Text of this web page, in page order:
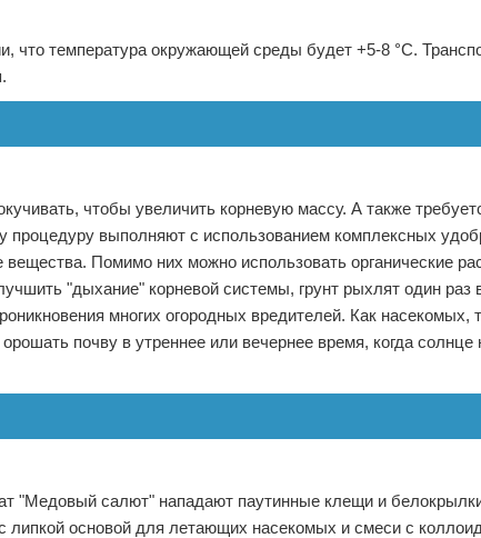
что температура окружающей среды будет +5-8 °С.
чтобы увеличить корневую массу. А также
выполняют с использованием комплексных
Помимо них можно использовать органические
"дыхание" корневой системы, грунт рыхлят один раз
многих огородных вредителей. Как насекомых,
почву в утреннее или вечернее время, когда солнце
"Медовый салют" нападают паутинные клещи и
основой для летающих насекомых и смеси с